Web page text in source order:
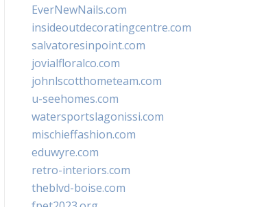
EverNewNails.com
insideoutdecoratingcentre.com
salvatoresinpoint.com
jovialfloralco.com
johnlscotthometeam.com
u-seehomes.com
watersportslagonissi.com
mischieffashion.com
eduwyre.com
retro-interiors.com
theblvd-boise.com